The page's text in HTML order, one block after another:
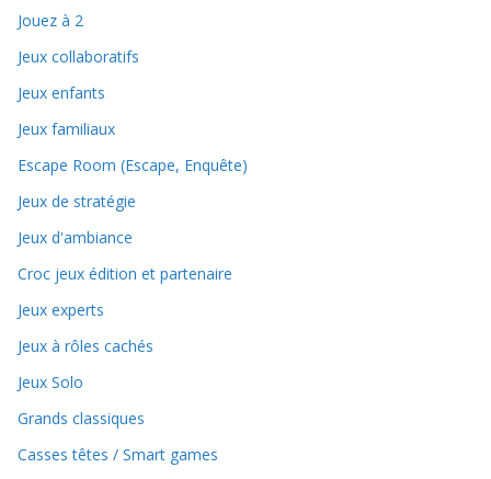
Jouez à 2
Jeux collaboratifs
Jeux enfants
Jeux familiaux
Escape Room (Escape, Enquête)
Jeux de stratégie
Jeux d'ambiance
Croc jeux édition et partenaire
Jeux experts
Jeux à rôles cachés
Jeux Solo
Grands classiques
Casses têtes / Smart games